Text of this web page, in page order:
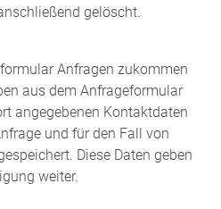
gelöscht.
Anfragen zukommen
aus dem Anfrageformular
angegebenen Kontaktdaten
und für den Fall von
Diese Daten geben
weiter.